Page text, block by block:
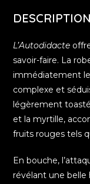
DESCRIPTION
L’Autodidacte
savoir-faire. La
immédiatement le
complexe et
légèrement
et la myrtille,
fruits rouges tels
En bouche,
révélant une belle